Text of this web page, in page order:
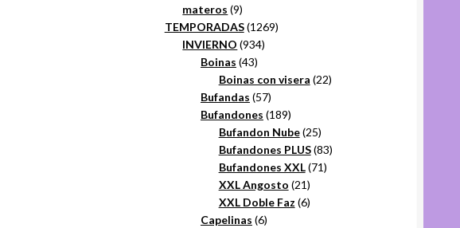
materos 99
productos
TEMPORADAS 12691269
INVIERNO 934934
Boinas 4343
productos
Boinas con visera 2222
Bufandas 5757
productos
Bufandones 189189
productos
Bufandon Nube 2525
productos
Bufandones PLUS 8383
Bufandones XXL 7171
XXL Angosto 2121
productos
XXL Doble Faz 66
Capelinas 66